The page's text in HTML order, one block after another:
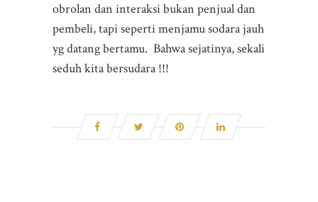
obrolan dan interaksi bukan penjual dan
pembeli, tapi seperti menjamu sodara jauh
yg datang bertamu. Bahwa sejatinya, sekali
seduh kita bersudara !!!